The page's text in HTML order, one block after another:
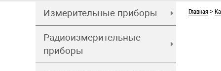
Измерительные приборы
Радиоизмерительные
приборы
Главная >